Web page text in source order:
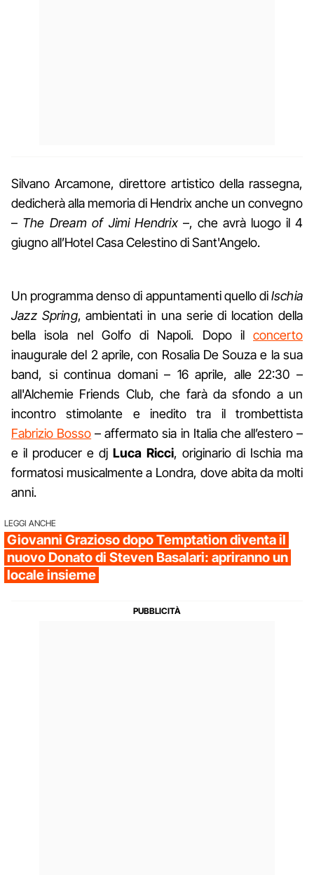
Silvano Arcamone, direttore artistico della rassegna,
dedicherà alla memoria di Hendrix anche un convegno
– The Dream of Jimi Hendrix–, che avrà luogo il 4
giugno all’Hotel Casa Celestino di Sant'Angelo.
Un programma denso di appuntamenti quello diIschia
Jazz Spring, ambientati in una serie di location della
bella isola nel Golfo di Napoli. Dopo il concerto
inaugurale del 2 aprile, con Rosalia De Souza e la sua
band, si continua domani – 16 aprile, alle 22:30 –
all'Alchemie Friends Club, che farà da sfondo a un
incontro stimolante e inedito tra il trombettista
Fabrizio Bosso – affermato sia in Italia che all’estero –
e il producer e dj Luca Ricci, originario di Ischia ma
formatosi musicalmente a Londra, dove abita da molti
anni.
LEGGI ANCHE
Giovanni Grazioso dopo Temptation diventa il
nuovo Donato di Steven Basalari: apriranno un
locale insieme